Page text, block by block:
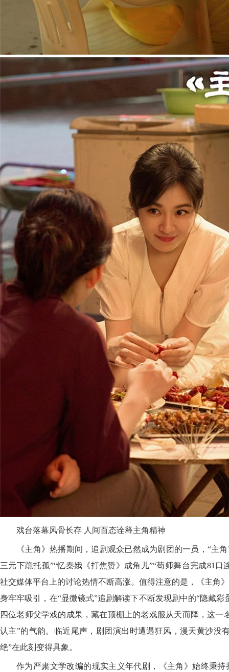
戏台落幕风骨长存 人间百态诠释主角精神
《主角》热播期间，追剧观众已然成为剧团的一员，“主
三元下跪托孤”“忆秦娥《打焦赞》成角儿”“苟师舞台完成81口
社交媒体平台上的讨论热情不断高涨。值得注意的是，《主角
身牢牢吸引，在“显微镜式”追剧解读下不断发现剧中的“隐藏
四位老师父学戏的成果，藏在顶棚上的老戏服从天而降，这一
认主”的气韵。临近尾声，剧团演出时遭遇狂风，漫天黄沙没
绝”在此刻变得具象。
作为严肃文学改编的现实主义年代剧，《主角》始终秉